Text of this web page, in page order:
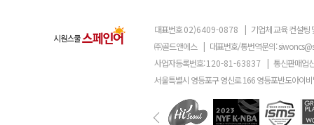
대표번호02)6409-0878 | 기업체 교육 컨설팅
㈜골드앤에스 | 대표번호/통번역문의:
사업자등록번호:120-81-63837 | 통신판매업
서울특별시 영등포구 영신로 166 영등포반도아이